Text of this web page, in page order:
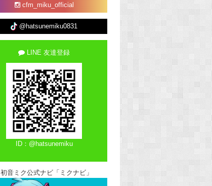
cfm_miku_official
@hatsunemiku0831
LINE 友達登録
ID：@hatsunemiku
初音ミク公式ナビ「ミクナビ」